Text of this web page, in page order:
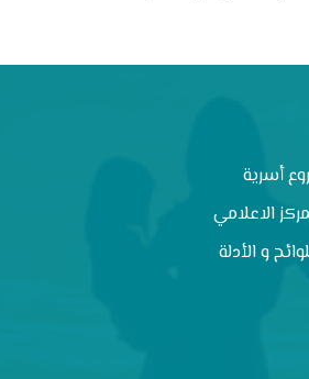
أسرية
الاعلامي
و الأدلة